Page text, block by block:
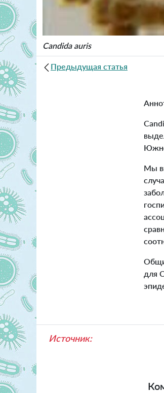
Candida auris
Предыдущая статья
Мы
для
Источник: